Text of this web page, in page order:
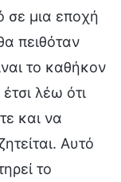
σε μια εποχή
πειθόταν
το καθήκον
λέω ότι
και να
Αυτό
το